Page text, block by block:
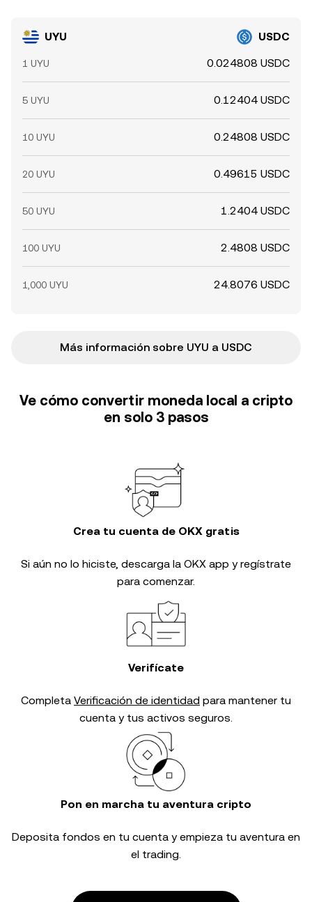
UYU USDC
1 UYU 0.024808 USDC
5 UYU 0.12404 USDC
10 UYU 0.24808 USDC
20 UYU 0.49615 USDC
50 UYU 1.2404 USDC
100 UYU 2.4808 USDC
1,000 UYU 24.8076 USDC
Más información sobre UYU a USDC
Ve cómo convertir moneda local a cripto
en solo 3 pasos
Crea tu cuenta de OKX gratis
Si aún no lo hiciste, descarga la OKX app y regístrate
para comenzar.
Verifícate
Completa Verificación de identidad para mantener tu
cuenta y tus activos seguros.
Pon en marcha tu aventura cripto
Deposita fondos en tu cuenta y empieza tu aventura en
el trading.